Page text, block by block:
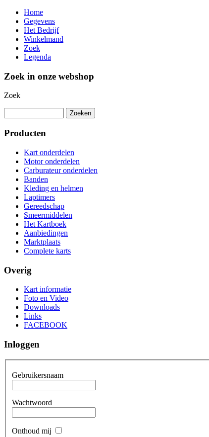
Home
Gegevens
Het Bedrijf
Winkelmand
Zoek
Legenda
Zoek in onze webshop
Zoek
Producten
Kart onderdelen
Motor onderdelen
Carburateur onderdelen
Banden
Kleding en helmen
Laptimers
Gereedschap
Smeermiddelen
Het Kartboek
Aanbiedingen
Marktplaats
Complete karts
Overig
Kart informatie
Foto en Video
Downloads
Links
FACEBOOK
Inloggen
Gebruikersnaam
Wachtwoord
Onthoud mij